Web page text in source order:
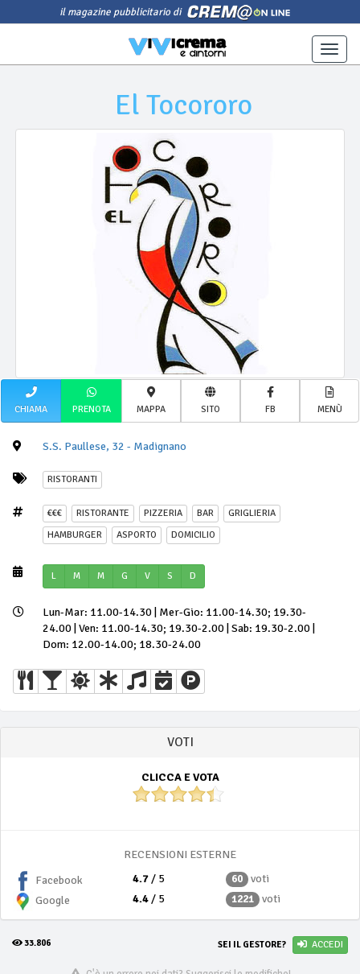
il magazine pubblicitario di
Toggle
El Tocororo
CHIAMA PRENOTA MAPPA SITO FB MENÙ
S.S. Paullese, 32 - Madignano
RISTORANTI
€€€ RISTORANTE PIZZERIA BAR
GRIGLIERIA
HAMBURGER
ASPORTO DOMICILIO
L M M G V S D
Lun-Mar: 11.00-14.30 | Mer-Gio: 11.00-14.30; 19.30-
24.00 | Ven: 11.00-14.30; 19.30-2.00 | Sab: 19.30-2.00 |
Dom: 12.00-14.00; 18.30-24.00
VOTI
CLICCA E VOTA
RECENSIONI ESTERNE
Facebook
4.7/ 5 60
voti
Google
4.4/ 5 1221 voti
33.806 SEI IL GESTORE? ACCEDI